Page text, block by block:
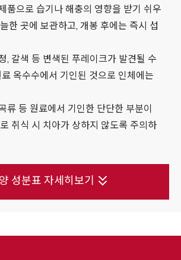
품으로 습기나 해충의 영향을 받기 쉬우
한 곳에 보관하고, 개봉 후에는 즉시 섭
, 갈색 등 변색된 푸레이크가 발견될 수
옥수수에서 기인된 것으로 인체에는
류 등 원료에서 기인한 단단한 부분이
취식 시 치아가 상하지 않도록 주의하
성분표 자세히보기